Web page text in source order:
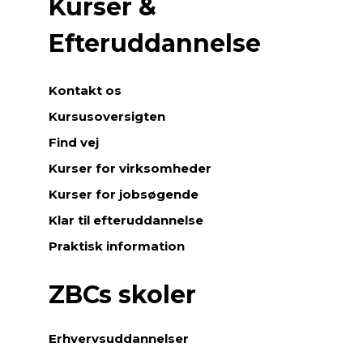
Kurser &
Efteruddannelse
Kontakt os
Kursusoversigten
Find vej
Kurser for virksomheder
Kurser for jobsøgende
Klar til efteruddannelse
Praktisk information
ZBCs skoler
Erhvervsuddannelser